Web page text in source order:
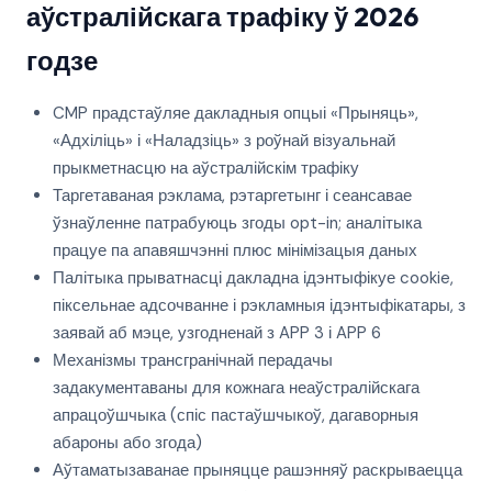
аўстралійскага трафіку ў 2026
годзе
CMP прадстаўляе дакладныя опцыі «Прыняць»,
«Адхіліць» і «Наладзіць» з роўнай візуальнай
прыкметнасцю на аўстралійскім трафіку
Таргетаваная рэклама, рэтаргетынг і сеансавае
ўзнаўленне патрабуюць згоды opt-in; аналітыка
працуе па апавяшчэнні плюс мінімізацыя даных
Палітыка прыватнасці дакладна ідэнтыфікуе cookie,
піксельнае адсочванне і рэкламныя ідэнтыфікатары, з
заявай аб мэце, узгодненай з APP 3 і APP 6
Механізмы трансгранічнай перадачы
задакументаваны для кожнага неаўстралійскага
апрацоўшчыка (спіс пастаўшчыкоў, дагаворныя
абароны або згода)
Аўтаматызаванае прыняцце рашэнняў раскрываецца